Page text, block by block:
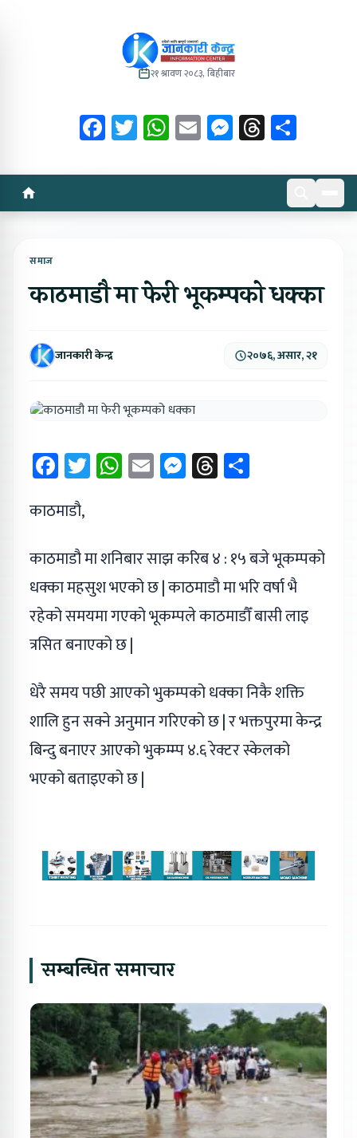
२१ श्रावण २०८३, बिहीबार
Facebook
Twitter
WhatsApp
EmailMessenger
Threads
समाज
काठमाडौ मा फेरी भूकम्पको धक्का
जानकारी केन्द्र २०७६, असार, २१
Facebook
Twitter
WhatsApp
EmailMessenger
Threads
काठमाडौ,
काठमाडौ मा शनिबार साझ करिब ४ : १५ बजे भूकम्पको
धक्का महसुश भएको छ | काठमाडौ मा भरि वर्षा भै
रहेको समयमा गएको भूकम्पले काठमाडौँ बासी लाइ
त्रसित बनाएको छ |
धेरै समय पछी आएको भुकम्पको धक्का निकै शक्ति
शालि हुन सक्ने अनुमान गरिएको छ | र भक्तपुरमा केन्द्र
बिन्दु बनाएर आएको भुकम्म्प ४.६ रेक्टर स्केलको
भएको बताइएको छ |
सम्बन्धित समाचार